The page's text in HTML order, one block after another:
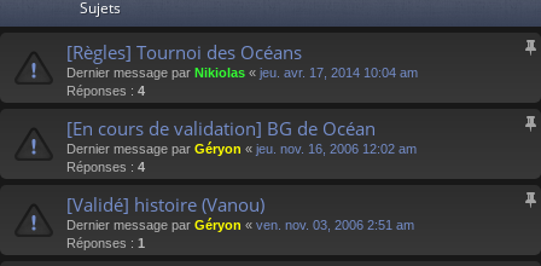
Sujets
[Règles] Tournoi des Océans
Dernier message par Nikiolas « jeu. avr. 17, 2014 10:04 am
Réponses : 4
[En cours de validation] BG de Océan
Dernier message par Géryon « jeu. nov. 16, 2006 12:02 am
Réponses : 4
[Validé] histoire (Vanou)
Dernier message par Géryon « ven. nov. 03, 2006 2:51 am
Réponses : 1